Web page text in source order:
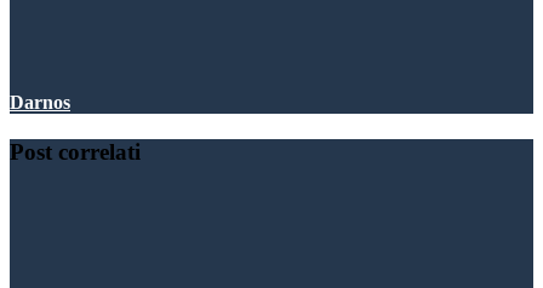
Darnos
Post correlati